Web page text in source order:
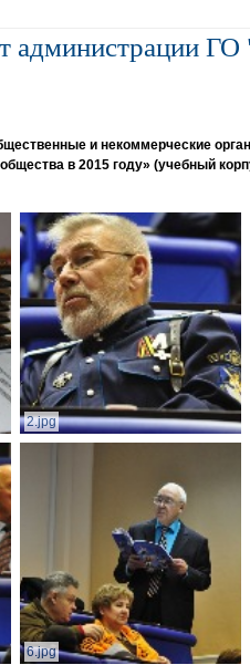
администрации ГО
и некоммерческие
в 2015 году» (учебный
2.jpg
6.jpg